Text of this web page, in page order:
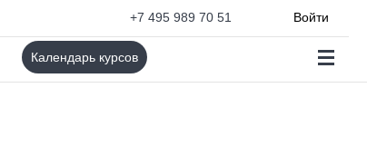
+7 495 989 70 51 Войти
Календарь курсов